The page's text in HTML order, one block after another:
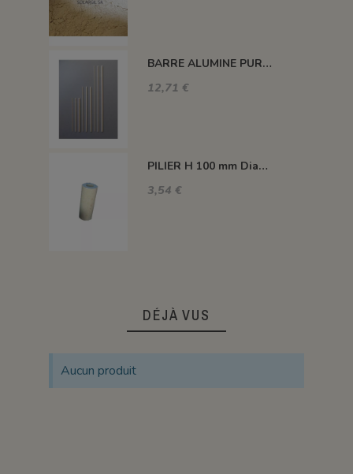
BARRE ALUMINE PURE 1400°C L200 X 2 MM
12,71 €
PILIER H 100 mm Diam.43 mm 1350°C
3,54 €
DÉJÀ VUS
Aucun produit